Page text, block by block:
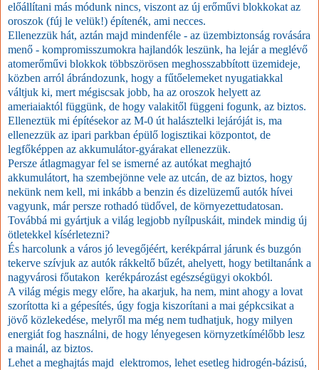
előállítani más módunk nincs, viszont az új erőművi blokkokat az
oroszok (fúj le velük!) építenék, ami necces.
Ellenezzük hát, aztán majd mindenféle - az üzembiztonság rovására
menő - kompromisszumokra hajlandók leszünk, ha lejár a meglévő
atomerőművi blokkok többszörösen meghosszabbított üzemideje,
közben arról ábrándozunk, hogy a fűtőelemeket nyugatiakkal
váltjuk ki, mert mégiscsak jobb, ha az oroszok helyett az
ameriaiaktól függünk, de hogy valakitől függeni fogunk, az biztos.
Elleneztük mi építésekor az M-0 út halásztelki lejáróját is, ma
ellenezzük az ipari parkban épülő logisztikai központot, de
legfőképpen az akkumulátor-gyárakat ellenezzük.
Persze átlagmagyar fel se ismerné az autókat meghajtó
akkumulátort, ha szembejönne vele az utcán, de az biztos, hogy
nekünk nem kell, mi inkább a benzin és dizelüzemű autók hívei
vagyunk, már persze rothadó tüdővel, de környezettudatosan.
Továbbá mi gyártjuk a világ legjobb nyílpuskáit, mindek mindig új
ötletekkel kísérletezni?
És harcolunk a város jó levegőjéért, kerékpárral járunk és buzgón
tekerve szívjuk az autók rákkeltő bűzét, ahelyett, hogy betiltanánk a
nagyvárosi főutakon kerékpározást egészségügyi okokból.
A világ mégis megy előre, ha akarjuk, ha nem, mint ahogy a lovat
szorította ki a gépesítés, úgy fogja kiszorítani a mai gépkcsikat a
jövő közlekedése, melyről ma még nem tudhatjuk, hogy milyen
energiát fog használni, de hogy lényegesen környzetkímélőbb lesz
a mainál, az biztos.
Lehet a meghajtás majd elektromos, lehet esetleg hidrogén-bázisú,